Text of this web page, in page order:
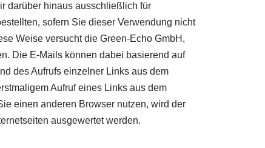
darüber hinaus ausschließlich für
sofern Sie dieser Verwendung nicht
Weise versucht die Green-Echo GmbH,
Die E-Mails können dabei basierend auf
des Aufrufs einzelner Links aus dem
Aufruf eines Links aus dem
einen anderen Browser nutzen, wird der
ausgewertet werden.